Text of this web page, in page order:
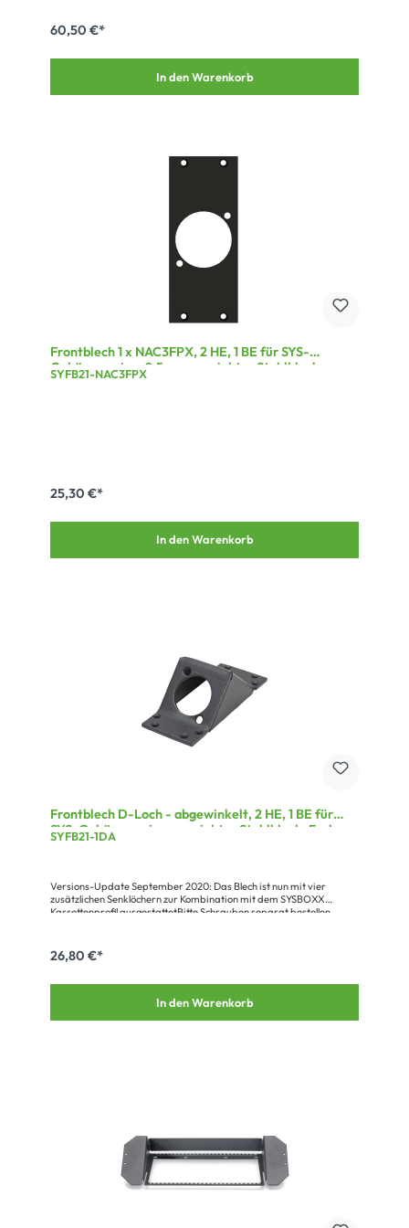
60,50 €*
In den Warenkorb
Frontblech 1 x NAC3FPX, 2 HE, 1 BE für SYS-
Gehäuseserien, 2,5 mm verzinktes Stahlblech,
Farbe: grau
SYFB21-NAC3FPX
25,30 €*
In den Warenkorb
Frontblech D-Loch - abgewinkelt, 2 HE, 1 BE für
SYS-Gehäuseserien, verzinktes Stahlblech, Farbe:
grau
SYFB21-1DA
Versions-Update September 2020: Das Blech ist nun mit vier
zusätzlichen Senklöchern zur Kombination mit dem SYSBOXX
Kassettenprofil ausgestattetBitte Schrauben separat bestellen
26,80 €*
In den Warenkorb